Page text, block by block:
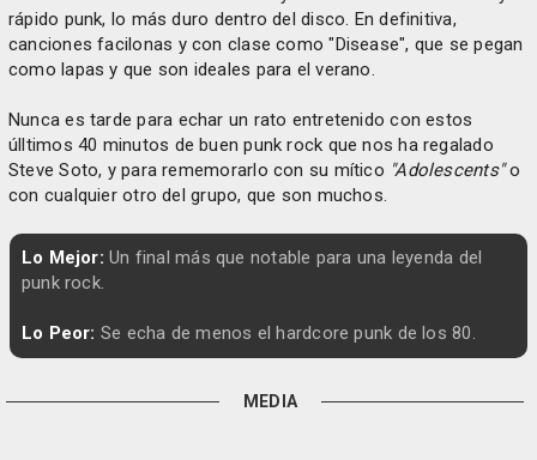
rápido punk, lo más duro dentro del disco. En definitiva,
canciones facilonas y con clase como "Disease", que se pegan
como lapas y que son ideales para el verano.
Nunca es tarde para echar un rato entretenido con estos
úlltimos 40 minutos de buen punk rock que nos ha regalado
Steve Soto, y para rememorarlo con su mítico "Adolescents"o
con cualquier otro del grupo, que son muchos.
Lo Mejor: Un final más que notable para una leyenda del
punk rock.
Lo Peor: Se echa de menos el hardcore punk de los 80.
MEDIA